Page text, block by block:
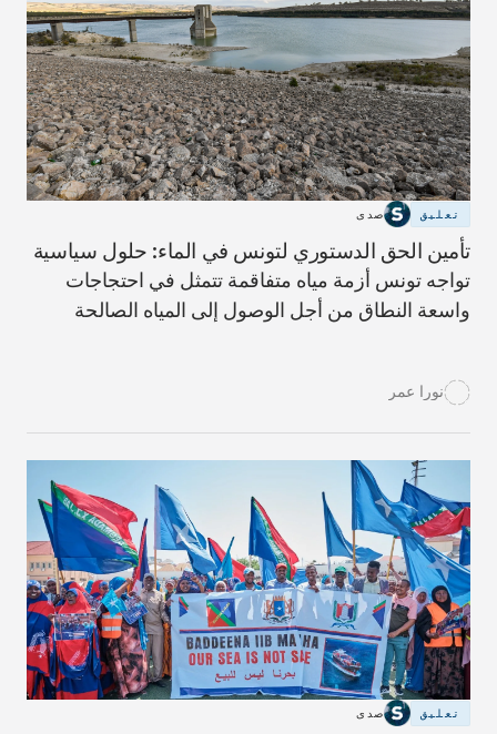
استبعاد غير عادل للعديد من الأسر الأكثر احتياجاً
للمساعدة.
تعليق صدى
تأمين الحق الدستوري لتونس في الماء: حلول سياسية
تواجه تونس أزمة مياه متفاقمة تتمثل في احتجاجات
واسعة النطاق من أجل الوصول إلى المياه الصالحة
تغير المناخ، والسياسات الزراعية. القديمة، واستهلاك
المياه الصناعية، مما يستدعي إصلاحات سياسية شاملة
لضمان حق التونسيين الدستوري في المياه وضمان
الحصول العادل على المياه في جميع أنحاء البلاد.
نورا عمر
تعليق صدى